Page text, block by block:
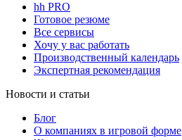
hh PRO
Готовое резюме
Все сервисы
Хочу у вас работать
Производственный календарь
Экспертная рекомендация
Новости и статьи
Блог
О компаниях в игровой форме